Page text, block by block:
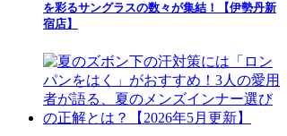
を彩るサングラスの数々が集結！【伊勢丹新
宿店】